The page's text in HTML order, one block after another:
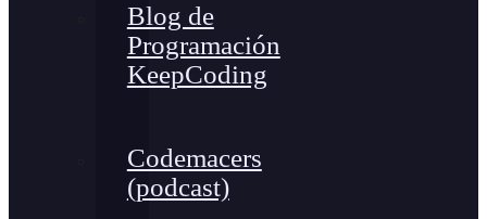
Blog de
Programación
KeepCoding
Codemacers
(podcast)